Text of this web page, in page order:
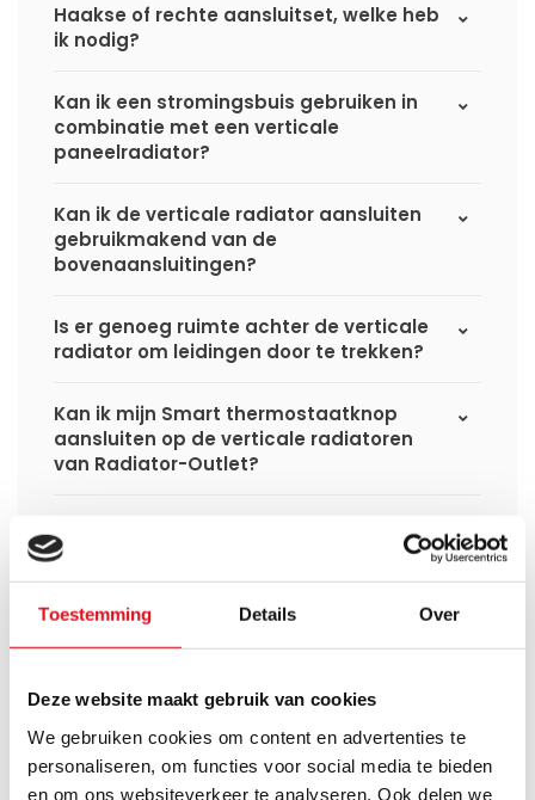
Toestemming Details Over
Deze website maakt gebruik van cookies
We gebruiken cookies om content en advertenties te
personaliseren, om functies voor social media te bieden
en om ons websiteverkeer te analyseren. Ook delen we
Haakse of rechte aansluitset, welke heb
ik nodig?
Kan ik een stromingsbuis gebruiken in
combinatie met een verticale
paneelradiator?
Kan ik de verticale radiator aansluiten
gebruikmakend van de
bovenaansluitingen?
Is er genoeg ruimte achter de verticale
radiator om leidingen door te trekken?
Kan ik mijn Smart thermostaatknop
aansluiten op de verticale radiatoren
van Radiator-Outlet?
paneelradiator en wanneer ontvang ik
deze als ik een bestelling plaats?
gebruiken uit de website?